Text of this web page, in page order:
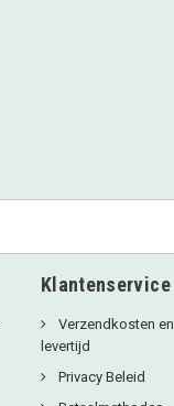
Klantenservice
Verzendkosten en
levertijd
Privacy Beleid